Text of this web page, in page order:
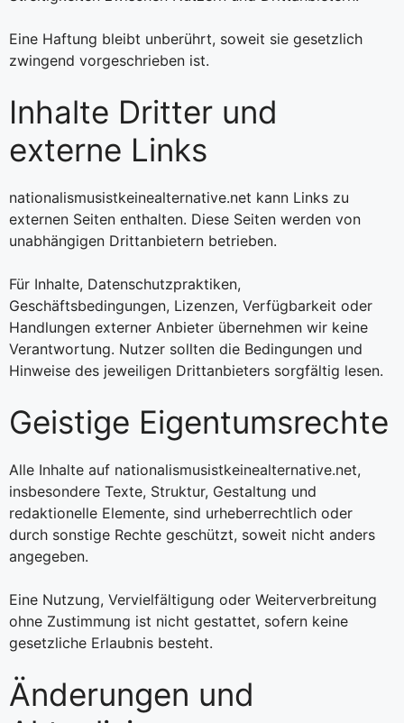
Eine Haftung bleibt unberührt, soweit sie gesetzlich
zwingend vorgeschrieben ist.
Inhalte Dritter und
externe Links
nationalismusistkeinealternative.net kann Links zu
externen Seiten enthalten. Diese Seiten werden von
unabhängigen Drittanbietern betrieben.
Für Inhalte, Datenschutzpraktiken,
Geschäftsbedingungen, Lizenzen, Verfügbarkeit oder
Handlungen externer Anbieter übernehmen wir keine
Verantwortung. Nutzer sollten die Bedingungen und
Hinweise des jeweiligen Drittanbieters sorgfältig lesen.
Geistige Eigentumsrechte
Alle Inhalte auf nationalismusistkeinealternative.net,
insbesondere Texte, Struktur, Gestaltung und
redaktionelle Elemente, sind urheberrechtlich oder
durch sonstige Rechte geschützt, soweit nicht anders
angegeben.
Eine Nutzung, Vervielfältigung oder Weiterverbreitung
ohne Zustimmung ist nicht gestattet, sofern keine
gesetzliche Erlaubnis besteht.
Änderungen und